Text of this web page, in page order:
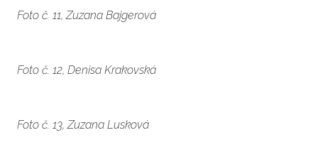
Foto č. 11, Zuzana Bajgerová
Foto č. 12, Denisa Krakovská
Foto č. 13, Zuzana Lusková